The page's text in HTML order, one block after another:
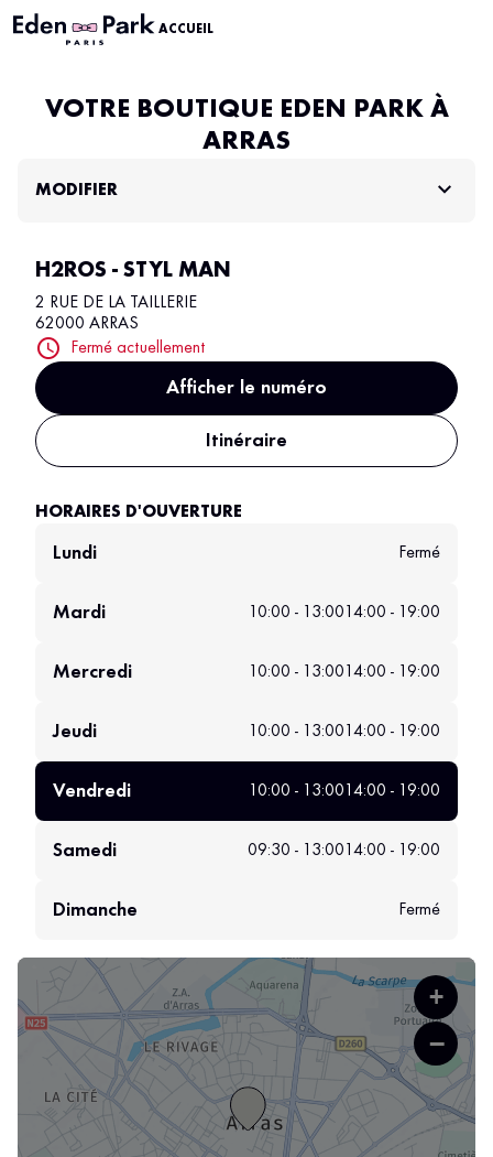
ACCUEIL
VOTRE BOUTIQUE EDEN PARK À
ARRAS
MODIFIER
H2ROS - STYL MAN
2 RUE DE LA TAILLERIE
62000 ARRAS
Fermé actuellement
Afficher le numéro
Itinéraire
HORAIRES D'OUVERTURE
Lundi Fermé
Mardi 10:00 - 13:0014:00 - 19:00
Mercredi 10:00 - 13:0014:00 - 19:00
Jeudi 10:00 - 13:0014:00 - 19:00
Vendredi 10:00 - 13:0014:00 - 19:00
Samedi 09:30 - 13:0014:00 - 19:00
Dimanche Fermé
+
−